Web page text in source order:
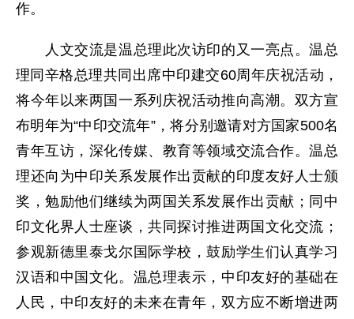
作。
人文交流是温总理此次访印的又一亮点。温总
理同辛格总理共同出席中印建交60周年庆祝活动，
将今年以来两国一系列庆祝活动推向高潮。双方宣
布明年为“中印交流年”，将分别邀请对方国家500名
青年互访，深化传媒、教育等领域交流合作。温总
理还向为中印关系发展作出贡献的印度友好人士颁
奖，勉励他们继续为两国关系发展作出贡献；同中
印文化界人士座谈，共同探讨推进两国文化交流；
参观新德里泰戈尔国际学校，鼓励学生们认真学习
汉语和中国文化。温总理表示，中印友好的基础在
人民，中印友好的未来在青年，双方应不断增进两